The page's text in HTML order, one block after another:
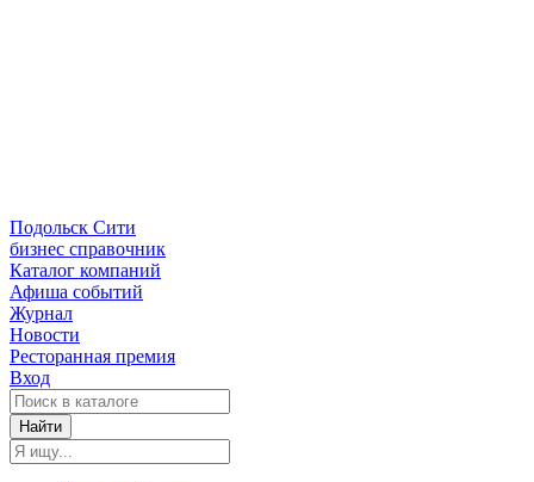
Подольск Сити
бизнес справочник
Каталог компаний
Афиша событий
Журнал
Новости
Ресторанная премия
Вход
Найти